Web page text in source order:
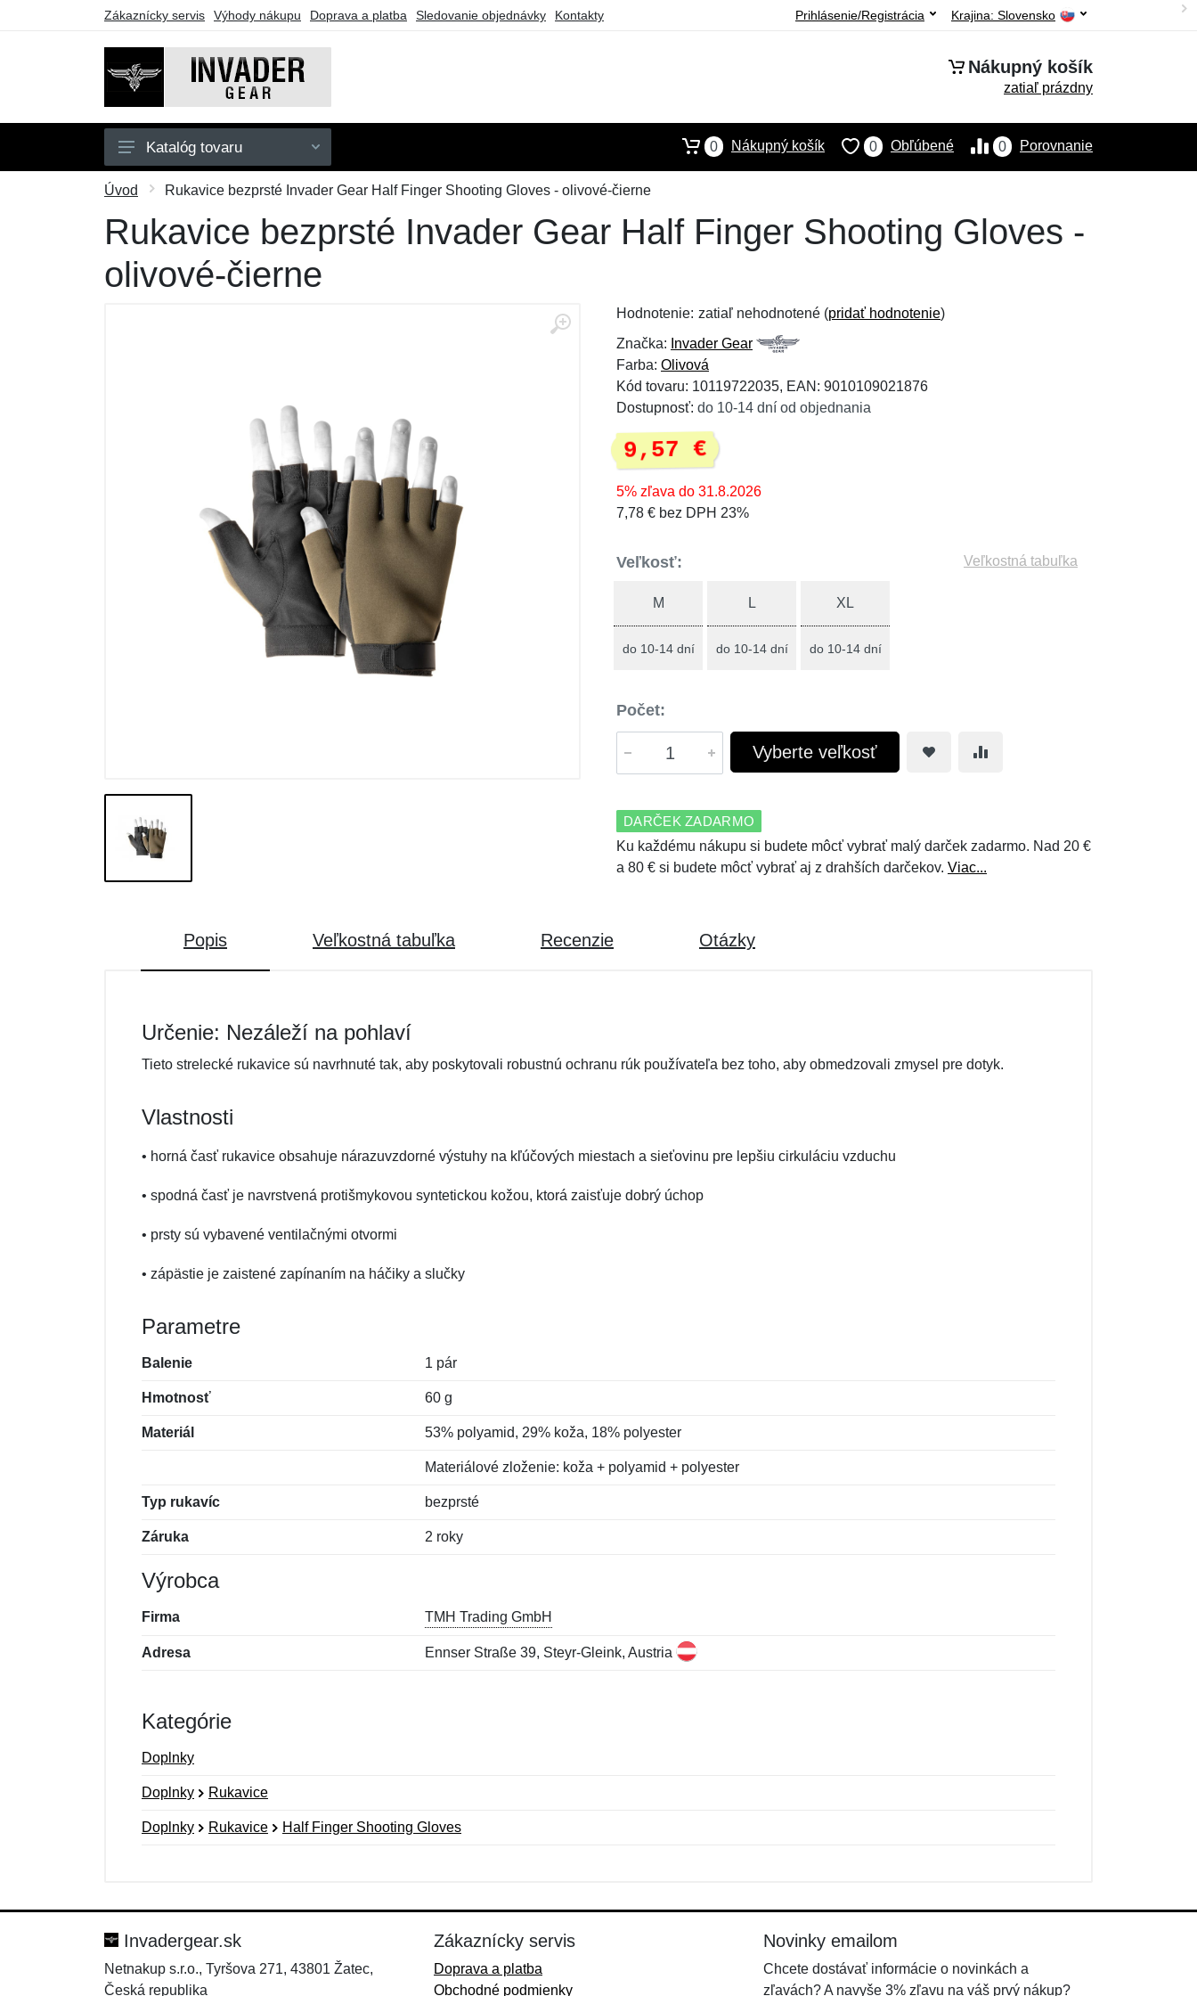
Zákaznícky servis Výhody nákupu Doprava a platba Sledovanie objednávky Kontakty Krajina: Slovensko
Prihlásenie/Registrácia
Nákupný košík
zatiaľ prázdny
Pánske
Doplnky
Taktické vybavenie
Katalóg tovaru 0 Porovnanie
0 Obľúbené
0 Nákupný košík
Úvod Rukavice bezprsté Invader Gear Half Finger Shooting Gloves - olivové-čierne
Rukavice bezprsté Invader Gear Half Finger Shooting Gloves -
olivové-čierne
Hodnotenie: zatiaľ nehodnotené (pridať hodnotenie)
Značka: Invader Gear
Farba: Olivová
Kód tovaru: 10119722035, EAN: 9010109021876
Dostupnosť: do 10-14 dní od objednania
9,57 €
5% zľava do 31.8.2026
7,78 € bez DPH 23%
Veľkosť: Veľkostná tabuľka
M
do 10-14 dní
L
do 10-14 dní
XL
do 10-14 dní
Počet:
Vyberte veľkosť
DARČEK ZADARMO
Ku každému nákupu si budete môcť vybrať malý darček zadarmo. Nad 20 €
a 80 € si budete môcť vybrať aj z drahších darčekov. Viac...
Popis Veľkostná tabuľka Recenzie Otázky
Určenie: Nezáleží na pohlaví
Tieto strelecké rukavice sú navrhnuté tak, aby poskytovali robustnú ochranu rúk používateľa bez toho, aby obmedzovali zmysel pre dotyk.
Vlastnosti
• horná časť rukavice obsahuje nárazuvzdorné výstuhy na kľúčových miestach a sieťovinu pre lepšiu cirkuláciu vzduchu
• spodná časť je navrstvená protišmykovou syntetickou kožou, ktorá zaisťuje dobrý úchop
• prsty sú vybavené ventilačnými otvormi
• zápästie je zaistené zapínaním na háčiky a slučky
Parametre
Balenie 1 pár
Hmotnosť 60 g
Materiál 53% polyamid, 29% koža, 18% polyester
Materiálové zloženie: koža + polyamid + polyester
Typ rukavíc bezprsté
Záruka 2 roky
Výrobca
Firma TMH Trading GmbH
Adresa Ennser Straße 39, Steyr-Gleink, Austria
Kategórie
Doplnky
Doplnky Rukavice
Doplnky Rukavice Half Finger Shooting Gloves
Invadergear.sk
Netnakup s.r.o., Tyršova 271, 43801 Žatec,
Česká republika
Zákaznícky servis
Doprava a platba
Obchodné podmienky
Novinky emailom
Chcete dostávať informácie o novinkách a
zľavách? A navyše 3% zľavu na váš prvý nákup?